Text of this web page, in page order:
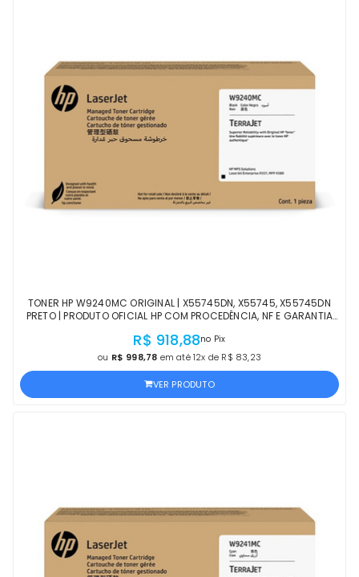
TONER HP W9240MC ORIGINAL | X55745DN, X55745, X55745DN
PRETO | PRODUTO OFICIAL HP COM PROCEDÊNCIA, NF E GARANTIA
R$ 918,88no Pix
ou R$ 998,78 em até 12x de R$ 83,23
VER PRODUTO